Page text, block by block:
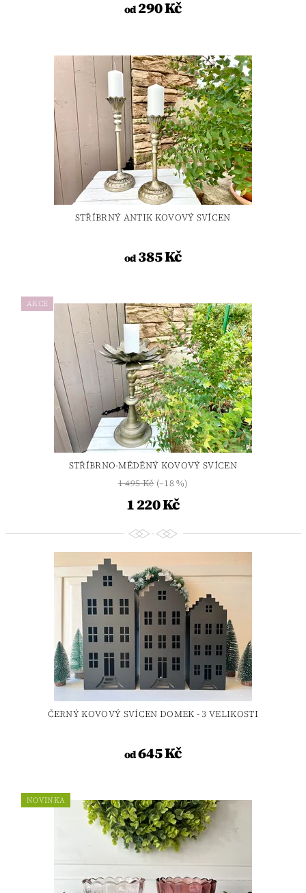
od290 Kč
STŘÍBRNÝ ANTIK KOVOVÝ SVÍCEN
od385 Kč
AKCE
STŘÍBRNO-MĚDĚNÝ KOVOVÝ SVÍCEN
1 495 Kč(–18 %)
1 220 Kč
ČERNÝ KOVOVÝ SVÍCEN DOMEK - 3 VELIKOSTI
od645 Kč
NOVINKA